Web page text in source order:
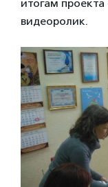
итогам
видеоролик.